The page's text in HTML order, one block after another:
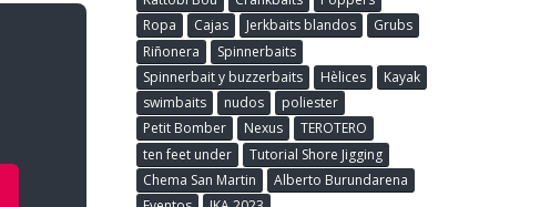
Ropa
Cajas Jerkbaits blandos
Grubs
Riñonera
Spinnerbaits
Spinnerbait y buzzerbaits
Hèlices
Kayak
swimbaits
nudos
poliester
Petit Bomber
Nexus
TEROTERO
ten feet under
Tutorial Shore Jigging
Chema San Martin
Alberto Burundarena